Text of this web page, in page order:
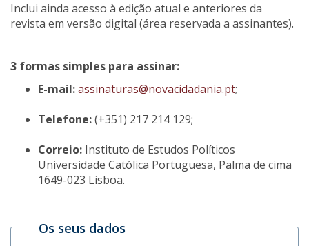
Inclui ainda acesso à edição atual e anteriores da
revista em versão digital (área reservada a assinantes).
3 formas simples para assinar:
E-mail:assinaturas@novacidadania.pt;
Telefone:(+351) 217 214 129;
Correio: Instituto de Estudos Políticos
Universidade Católica Portuguesa, Palma de cima
1649-023 Lisboa.
Os seus dados